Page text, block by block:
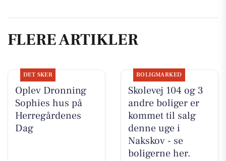
FLERE ARTIKLER
DET SKER
Oplev Dronning
Sophies hus på
Herregårdenes
Dag
BOLIGMARKED
Skolevej 104 og 3
andre boliger er
kommet til salg
denne uge i
Nakskov - se
boligerne her.